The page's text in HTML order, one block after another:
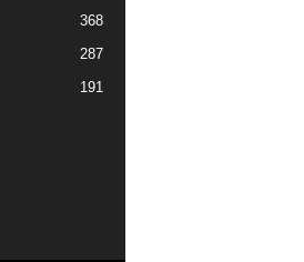
368
287
191